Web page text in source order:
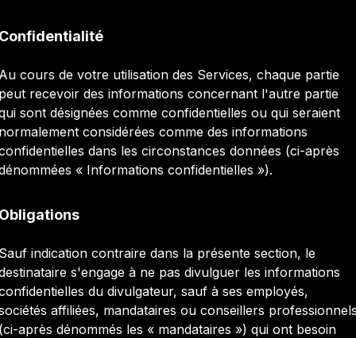
cours de votre utilisation des Services, chaque partie
recevoir des informations concernant l'autre partie
sont désignées comme confidentielles ou qui seraient
considérées comme des informations
dans les circonstances données (ci-après
« Informations confidentielles »).
indication contraire dans la présente section, le
s'engage à ne pas divulguer les informations
du divulgateur, sauf à ses employés,
affiliées, mandataires ou conseillers
après dénommés les « mandataires ») qui ont besoin